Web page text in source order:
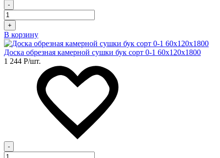
-
+
В корзину
Доска обрезная камерной сушки бук сорт 0-1 60х120х1800
1 244 Р/шт.
-